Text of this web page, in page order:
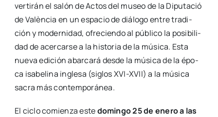
ver­ti­rán el salón de Actos del museo de la Dipu­tació
de Valèn­cia en un espa­cio de diá­lo­go entre tra­di­
ción y moder­ni­dad, ofre­cien­do al públi­co la posi­bi­li­
dad de acer­car­se a la his­to­ria de la músi­ca. Esta
nue­va edi­ción abar­ca­rá des­de la músi­ca de la épo­
ca isa­be­li­na ingle­sa (siglos XVI-XVII) a la músi­ca
sacra más con­tem­po­rá­nea.
El ciclo comien­za estedomin­go 25 de enero a las